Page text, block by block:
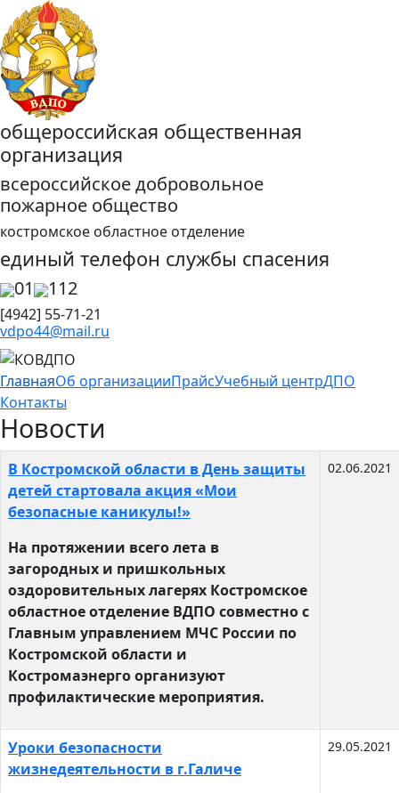
общероссийская общественная
организация
всероссийское добровольное
пожарное общество
костромское областное отделение
единый телефон службы спасения
01 112
[4942] 55-71-21
vdpo44@mail.ru
ГлавнаяОб организацииПрайсУчебный центрДПО
Контакты
Новости
Материалы
В Костромской области в День защиты
детей стартовала акция «Мои
безопасные каникулы!»
На протяжении всего лета в
загородных и пришкольных
оздоровительных лагерях Костромское
областное отделение ВДПО совместно с
Главным управлением МЧС России по
Костромской области и
Костромаэнерго организуют
профилактические мероприятия.
02.06.2021
Уроки безопасности
жизнедеятельности в г.Галиче
29.05.2021